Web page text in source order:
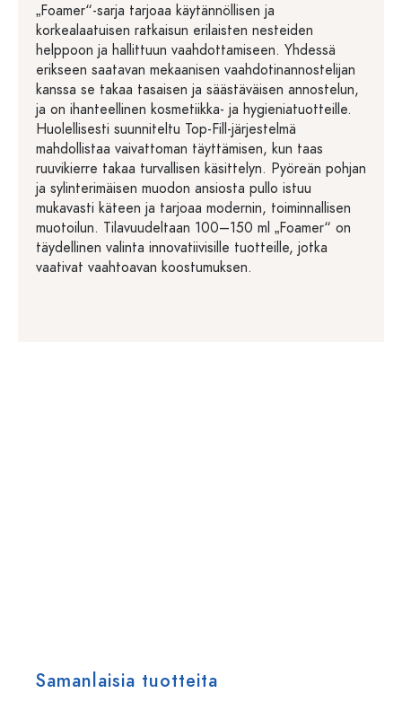
„Foamer“-sarja tarjoaa käytännöllisen ja
korkealaatuisen ratkaisun erilaisten nesteiden
helppoon ja hallittuun vaahdottamiseen. Yhdessä
erikseen saatavan mekaanisen vaahdotinannostelijan
kanssa se takaa tasaisen ja säästäväisen annostelun,
ja on ihanteellinen kosmetiikka- ja hygieniatuotteille.
Huolellisesti suunniteltu Top-Fill-järjestelmä
mahdollistaa vaivattoman täyttämisen, kun taas
ruuvikierre takaa turvallisen käsittelyn. Pyöreän pohjan
ja sylinterimäisen muodon ansiosta pullo istuu
mukavasti käteen ja tarjoaa modernin, toiminnallisen
muotoilun. Tilavuudeltaan 100–150 ml „Foamer“ on
täydellinen valinta innovatiivisille tuotteille, jotka
vaativat vaahtoavan koostumuksen.
Samanlaisia tuotteita